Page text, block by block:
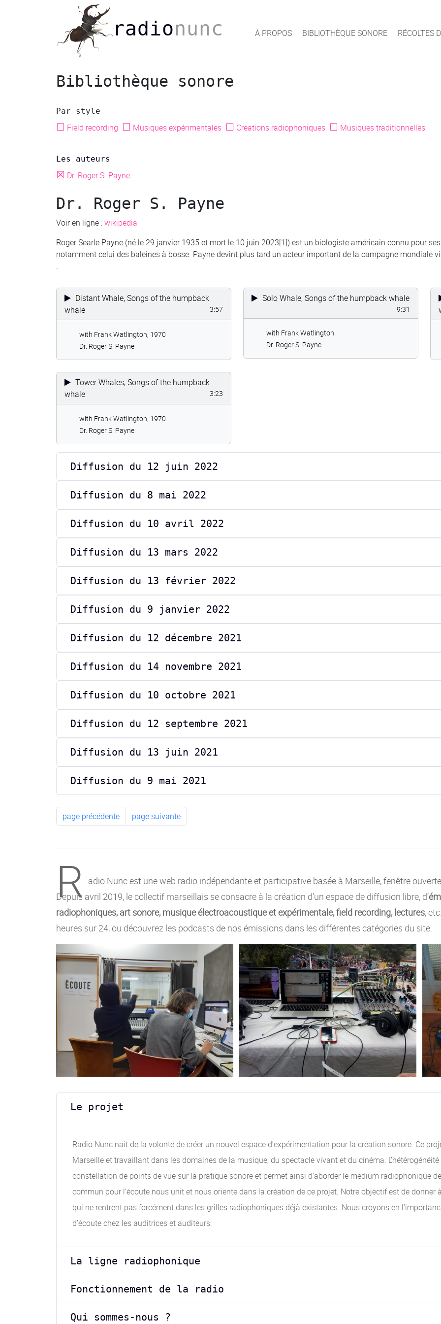
radionunc À PROPOS BIBLIOTHÈQUE SONORE RÉCOLTES
Bibliothèque sonore
Par style
☐ Field recording ☐ Musiques expérimentales ☐ Créations radiophoniques ☐ Musiques traditionnelles
Les auteurs
☒ Dr. Roger S. Payne
Dr. Roger S. Payne
Voir en ligne :wikipedia
Roger Searle Payne (né le 29 janvier 1935 et mort le 10 juin 2023[1]) est un biologiste américain connu pour
notamment celui des baleines à bosse. Payne devint plus tard un acteur important de la campagne mondiale
.
Distant Whale, Songs of the humpback
whale
3:57
with Frank Watlington, 1970
Dr. Roger S. Payne
Solo Whale, Songs of the humpback whale
9:31
with Frank Watlington
Dr. Roger S. Payne
Tower Whales, Songs of the humpback
whale
3:23
with Frank Watlington, 1970
Dr. Roger S. Payne
Diffusion du 12 juin 2022
Diffusion du 8 mai 2022
Diffusion du 10 avril 2022
Diffusion du 13 mars 2022
Diffusion du 13 février 2022
Diffusion du 9 janvier 2022
Diffusion du 12 décembre 2021
Diffusion du 14 novembre 2021
Diffusion du 10 octobre 2021
Diffusion du 12 septembre 2021
Diffusion du 13 juin 2021
Diffusion du 9 mai 2021
page précédente page suivante
R adio Nunc est une web radio indépendante et participative basée à Marseille, fenêtre
Depuis avril 2019, le collectif marseillais se consacre à la création d’un espace de diffusion libre, d’
radiophoniques, art sonore, musique électroacoustique et expérimentale, field recording, lectures,
heures sur 24, ou découvrez les podcasts de nos émissions dans les différentes catégories du site.
Le projet
Radio Nunc nait de la volonté de créer un nouvel espace d’expérimentation pour la création sonore. Ce
Marseille et travaillant dans les domaines de la musique, du spectacle vivant et du cinéma.
constellation de points de vue sur la pratique sonore et permet ainsi d’aborder le medium radiophonique
commun pour l’écoute nous unit et nous oriente dans la création de ce projet. Notre objectif est de donner
qui ne rentrent pas forcément dans les grilles radiophoniques déjà existantes. Nous croyons en
d’écoute chez les auditrices et auditeurs.
La ligne radiophonique
Fonctionnement de la radio
Qui sommes-nous ?